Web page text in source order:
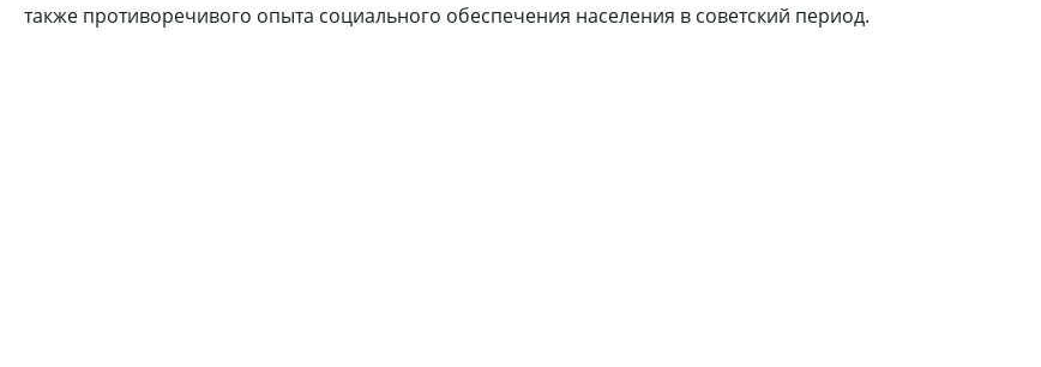
также противоречивого опыта социального обеспечения населения в советский период.